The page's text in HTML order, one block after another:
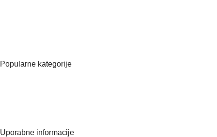
Popularne kategorije
Uporabne informacije